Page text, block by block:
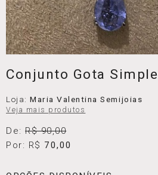
Conjunto Gota
Loja:Maria Valentina Semijoias
Veja mais produtos
De:R$ 90,00
Por: R$ 70,00